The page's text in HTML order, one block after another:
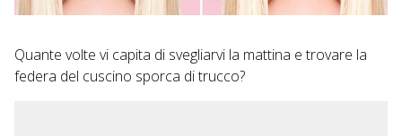
Quante volte vi capita di svegliarvi la mattina e trovare la
federa del cuscino sporca di trucco?